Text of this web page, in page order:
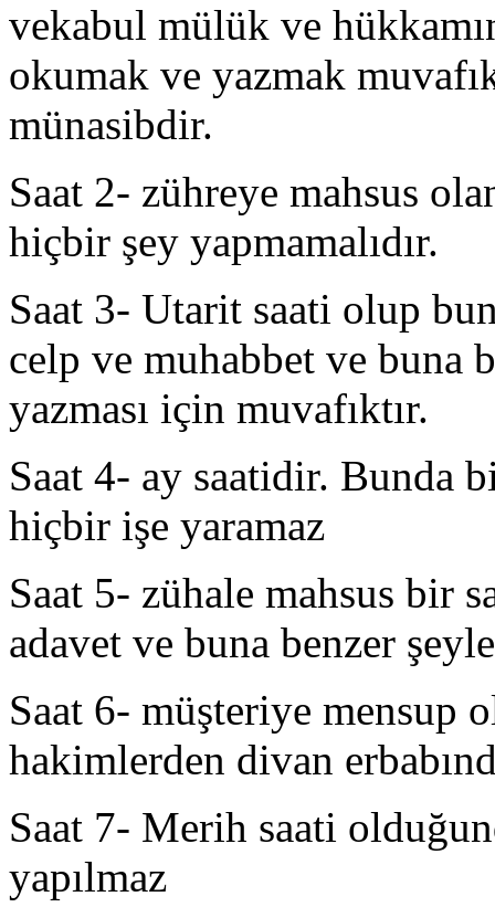
vekabul mülük ve
okumak ve yazmak
münasibdir.
Saat 2- zühreye mahsus
hiçbir şey yapmamalıdır.
Saat 3- Utarit saati olup
celp ve muhabbet ve buna
yazması için muvafıktır.
Saat 4- ay saatidir. Bunda
hiçbir işe yaramaz
Saat 5- zühale mahsus bir
adavet ve buna benzer
Saat 6- müşteriye mensup
hakimlerden divan
Saat 7- Merih saati
yapılmaz